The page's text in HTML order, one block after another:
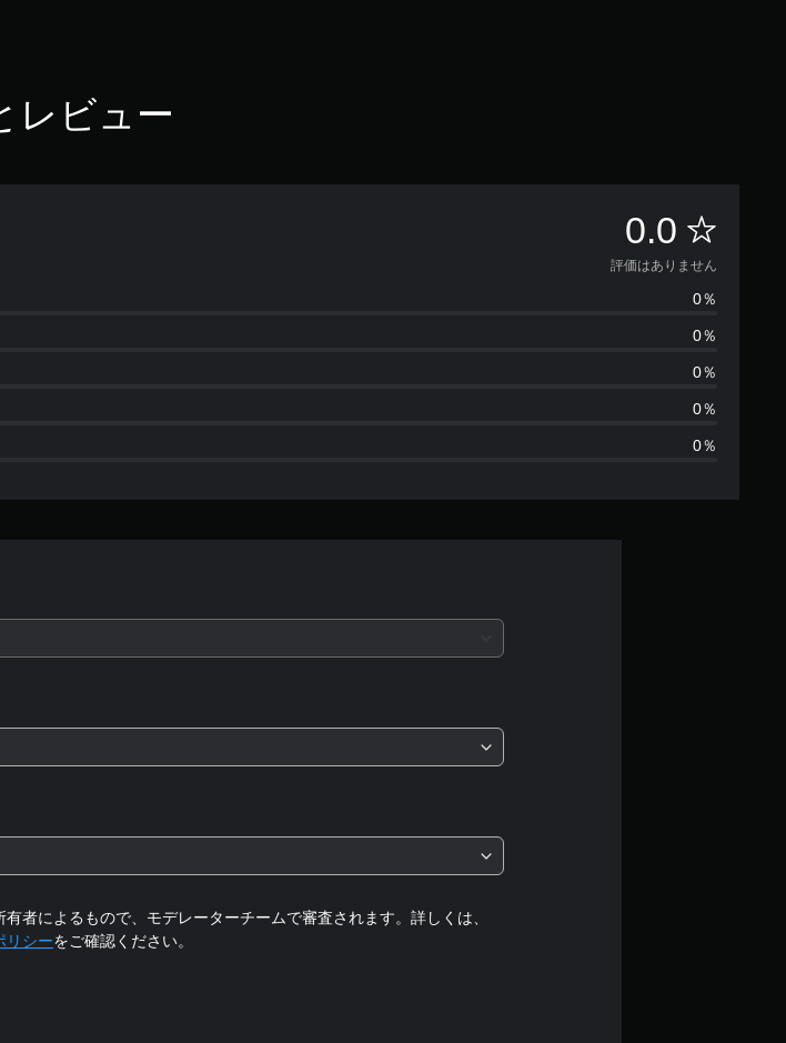
レビュー
0.0 評
価
は
あ
り
ま
せ
評価はありません
0％
0％
0％
0％
0％
者によるもので、モデレーターチームで審査されます。詳しくは、
リシーをご確認ください。